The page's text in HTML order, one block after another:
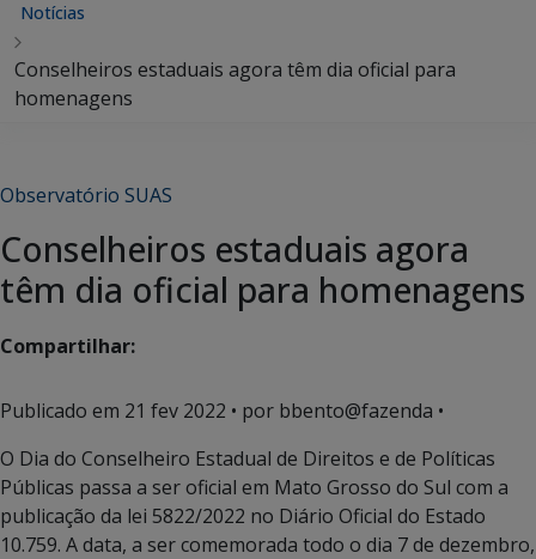
Notícias
Conselheiros estaduais agora têm dia oficial para
homenagens
Observatório SUAS
Conselheiros estaduais agora
têm dia oficial para homenagens
Compartilhar:
Publicado em 21 fev 2022 • por bbento@fazenda •
O Dia do Conselheiro Estadual de Direitos e de Políticas
Públicas passa a ser oficial em Mato Grosso do Sul com a
publicação da lei 5822/2022 no Diário Oficial do Estado
10.759. A data, a ser comemorada todo o dia 7 de dezembro,